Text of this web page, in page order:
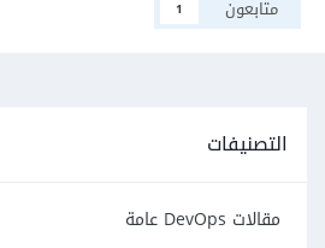
متابعون 1
التصنيفات
مقالات DevOps عامة